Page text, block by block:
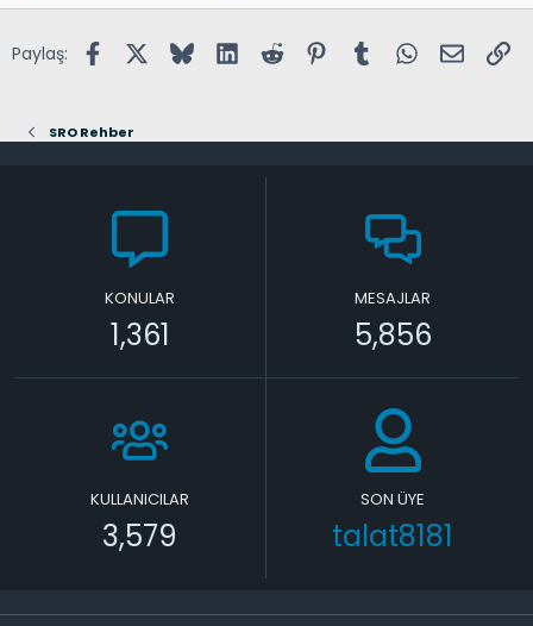
Paylaş: FacebookX (Twitter)
BlueskyLinkedInReddit PinterestTumblr WhatsApp
E-posta
SRO Rehber
KONULAR
1,361
MESAJLAR
5,856
KULLANICILAR
3,579
SON ÜYE
talat8181